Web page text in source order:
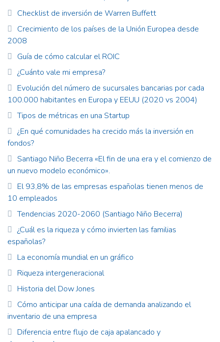
Checklist de inversión de Warren Buffett
Crecimiento de los países de la Unión Europea desde
2008
Guía de cómo calcular el ROIC
¿Cuánto vale mi empresa?
Evolución del número de sucursales bancarias por cada
100.000 habitantes en Europa y EEUU (2020 vs 2004)
Tipos de métricas en una Startup
¿En qué comunidades ha crecido más la inversión en
fondos?
Santiago Niño Becerra «El fin de una era y el comienzo de
un nuevo modelo económico».
El 93,8% de las empresas españolas tienen menos de
10 empleados
Tendencias 2020-2060 (Santiago Niño Becerra)
¿Cuál es la riqueza y cómo invierten las familias
españolas?
La economía mundial en un gráfico
Riqueza intergeneracional
Historia del Dow Jones
Cómo anticipar una caída de demanda analizando el
inventario de una empresa
Diferencia entre flujo de caja apalancado y